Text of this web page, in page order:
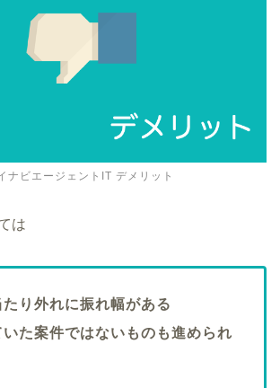
ナビエージェントIT デメリット
は
り外れに振れ幅がある
た案件ではないものも進められ